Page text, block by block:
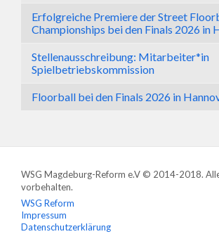
Erfolgreiche Premiere der Street
Championships bei den Finals 2026 in
Stellenausschreibung: Mitarbeiter*in
Spielbetriebskommission
Floorball bei den Finals 2026 in
WSG Magdeburg-Reform e.V © 2014-2018.
vorbehalten.
WSG Reform
Impressum
Datenschutzerklärung